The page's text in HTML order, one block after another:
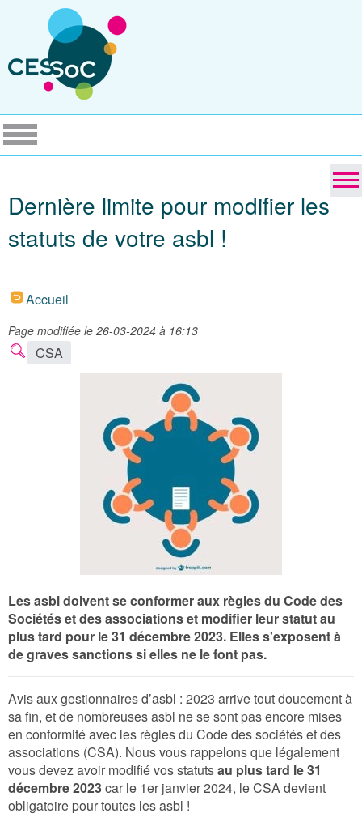
Dernière limite pour modifier les
statuts de votre asbl !
Accueil
Page modifiée le 26-03-2024 à 16:13
CSA
Les asbl doivent se conformer aux règles du Code des
Sociétés et des associations et modifier leur statut au
plus tard pour le 31 décembre 2023. Elles s'exposent à
de graves sanctions si elles ne le font pas.
Avis aux gestionnaires d’asbl : 2023 arrive tout doucement à
sa fin, et de nombreuses asbl ne se sont pas encore mises
en conformité avec les règles du Code des sociétés et des
associations (CSA). Nous vous rappelons que légalement
vous devez avoir modifié vos statutsau plus tard le 31
décembre 2023car le 1er janvier 2024, le CSA devient
obligatoire pour toutes les asbl !